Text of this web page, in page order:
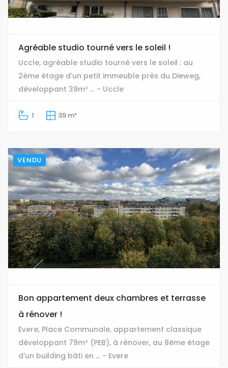
Agréable studio tourné vers le soleil !
Uccle, agréable studio tourné vers le soleil : au
2ème étage d'un petit immeuble près du Dieweg,
développant 39m² ... - Uccle
1 39 m²
VENDU
Bon appartement deux chambres et terrasse
à rénover !
Evere, Place Communale, appartement classique
développant 79m² (PEB), à rénover, au 8ème étage
d'un building bâti en ... - Evere